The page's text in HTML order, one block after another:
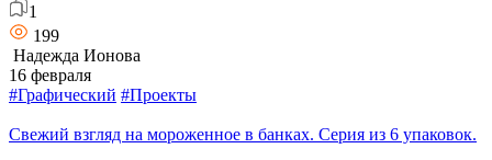
1
199
Надежда Ионова
16 февраля
#Графический #Проекты
Свежий взгляд на мороженное в банках. Серия из 6 упаковок.